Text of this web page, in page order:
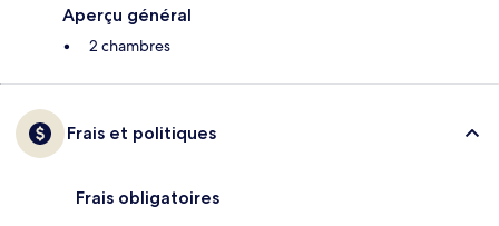
Aperçu général
2 chambres
Frais et politiques
Frais obligatoires